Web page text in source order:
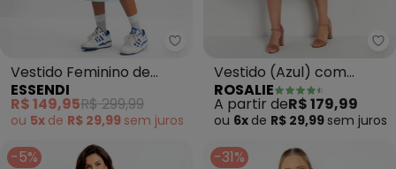
Essendi - Vestido Feminino de
Vestido Feminino de
Alcinha (Azul)
ESSENDI
R$ 149,95R$ 299,99
ou 5x de R$ 29,99 sem juros
Vestido (Azul) com
Bolsos
ROSALIE
A partir deR$ 179,99
ou 6x de R$ 29,99 sem juros
-5% -31%